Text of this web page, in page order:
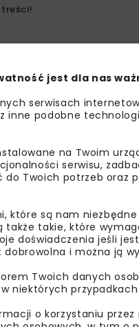
jest dla nas
serwisach
inne podobne
na Twoim
serwisu,
do Twoich potrzeb oraz
które są nam
także takie, które
doświadczenia jeśli
dobrowolna i można ją
Twoich danych
niektórych
o korzystaniu